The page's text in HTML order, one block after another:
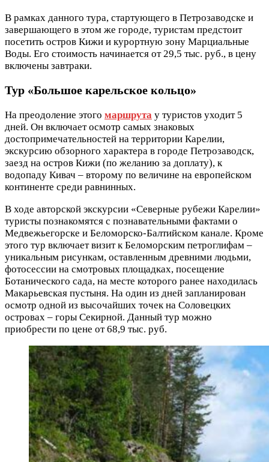
В рамках данного тура, стартующего в Петрозаводске и
завершающего в этом же городе, туристам предстоит
посетить остров Кижи и курортную зону Марциальные
Воды. Его стоимость начинается от 29,5 тыс. руб., в цену
включены завтраки.
Тур «Большое карельское кольцо»
На преодоление этого маршрута у туристов уходит 5
дней. Он включает осмотр самых знаковых
достопримечательностей на территории Карелии,
экскурсию обзорного характера в городе Петрозаводск,
заезд на остров Кижи (по желанию за доплату), к
водопаду Кивач – второму по величине на европейском
континенте среди равнинных.
В ходе авторской экскурсии «Северные рубежи Карелии»
туристы познакомятся с познавательными фактами о
Медвежьегорске и Беломорско-Балтийском канале. Кроме
этого тур включает визит к Беломорским петроглифам –
уникальным рисункам, оставленным древними людьми,
фотосессии на смотровых площадках, посещение
Ботанического сада, на месте которого ранее находилась
Макарьевская пустыня. На один из дней запланирован
осмотр одной из высочайших точек на Соловецких
островах – горы Секирной. Данный тур можно
приобрести по цене от 68,9 тыс. руб.